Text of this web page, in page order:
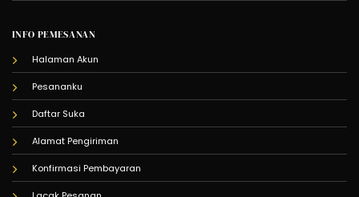
INFO PEMESANAN
Halaman Akun
Pesananku
Daftar Suka
Alamat Pengiriman
Konfirmasi Pembayaran